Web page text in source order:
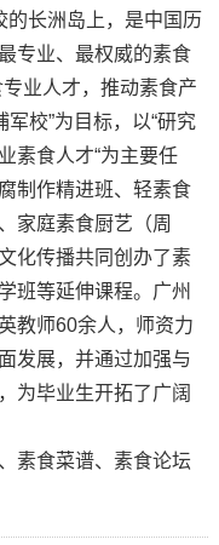
长洲岛上，是中国历
专业、最权威的素食
业人才，推动素食产
军校”为目标，以“研究
素食人才“为主要任
制作精进班、轻素食
家庭素食厨艺（周
化传播共同创办了素
班等延伸课程。广州
教师60余人，师资力
发展，并通过加强与
为毕业生开拓了广阔
素食菜谱、素食论坛